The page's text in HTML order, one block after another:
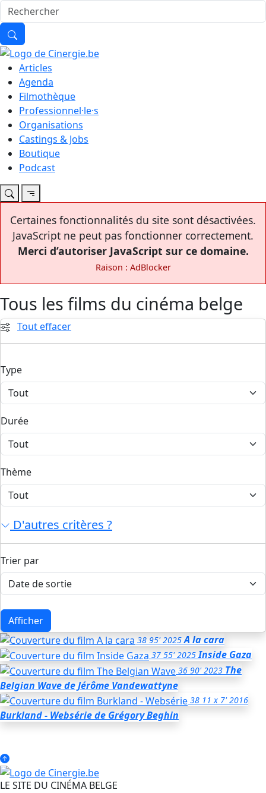
Articles
Agenda
Filmothèque
Professionnel·le·s
Organisations
Castings & Jobs
Boutique
Podcast
Certaines fonctionnalités du site sont désactivées.
JavaScript ne peut pas fonctionner correctement.
Merci d’autoriser JavaScript sur ce domaine.
Raison : AdBlocker
Tous les films du cinéma belge
Tout effacer
Type
Durée
Thème
D'autres critères ?
Trier par
Afficher
38 95' 2025 A la cara
37 55' 2025 Inside Gaza
36 90' 2023 The
Belgian Wavede Jérôme Vandewattyne
38 11 x 7' 2016
Burkland - Websériede Grégory Beghin
LE SITE DU CINÉMA BELGE